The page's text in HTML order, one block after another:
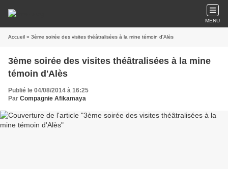
MENU
Accueil » 3ème soirée des visites théâtralisées à la mine témoin d'Alès
3ème soirée des visites théâtralisées à la mine
témoin d'Alès
Publié le 04/08/2014 à 16:25
Par Compagnie Afikamaya